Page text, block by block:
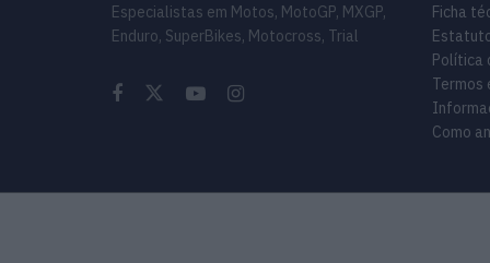
Especialistas em Motos, MotoGP, MXGP,
Enduro, SuperBikes, Motocross, Trial
Ficha
Política
Termos
Como